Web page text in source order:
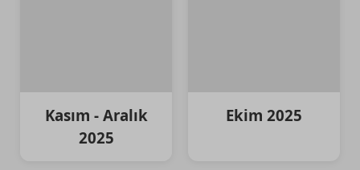
Kasım - Aralık
2025
Ekim 2025